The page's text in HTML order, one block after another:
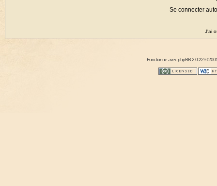
Se connecter
J'ai
Fonctionne avecphpBB2.0.22 ©